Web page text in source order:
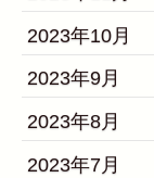
2023年10月
2023年9月
2023年8月
2023年7月